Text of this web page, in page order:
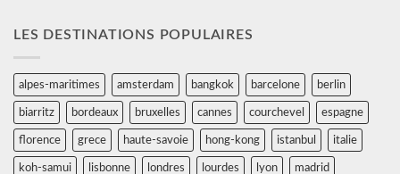
LES DESTINATIONS POPULAIRES
alpes-maritimes amsterdam bangkok barcelone berlin
biarritz bordeaux bruxelles cannes courchevel espagne
florence grece haute-savoie hong-kong istanbul italie
koh-samui lisbonne londres lourdes lyon madrid